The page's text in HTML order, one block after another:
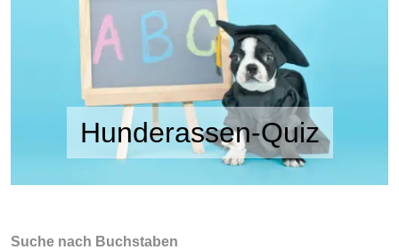
Hunderassen-Quiz
Suche nach Buchstaben